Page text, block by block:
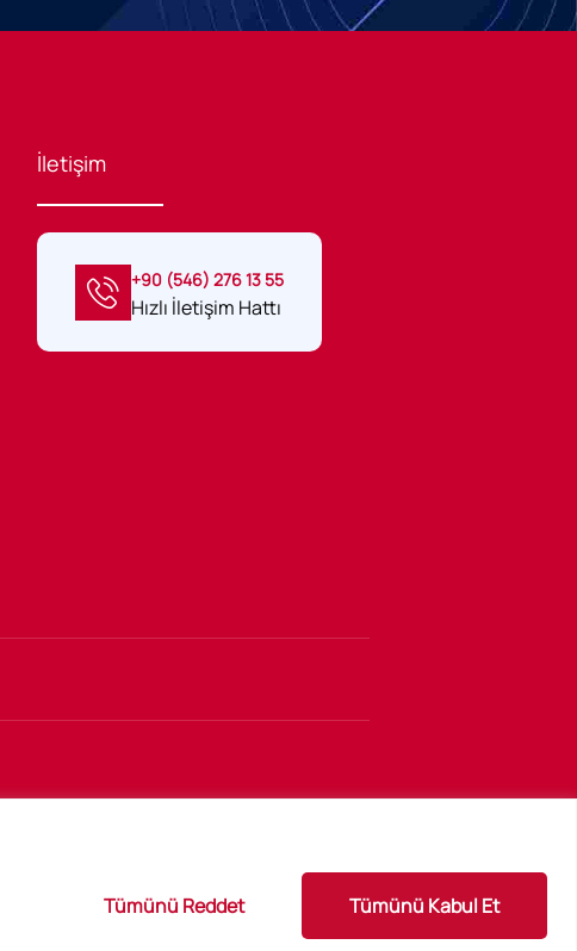
Tümünü Reddet Tümünü Kabul Et
İletişim
+90 (546) 276 13 55
Hızlı İletişim Hattı